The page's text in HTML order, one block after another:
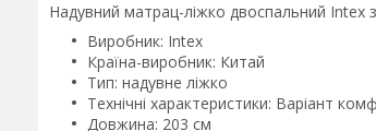
Надувний матрац-ліжко двоспальний Intex
Виробник: Intex
Країна-виробник: Китай
Тип: надувне ліжко
Технічні характеристики: Варіант
Довжина: 203 см